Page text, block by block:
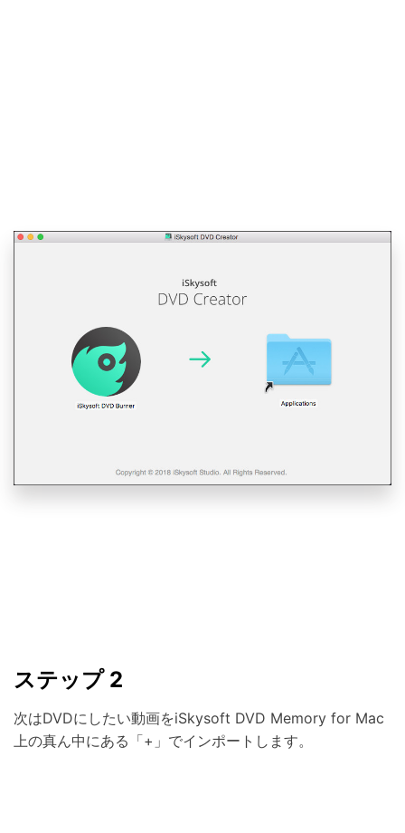
ステップ 2
次はDVDにしたい動画をiSkysoft DVD Memory for Mac
上の真ん中にある「+」でインポートします。